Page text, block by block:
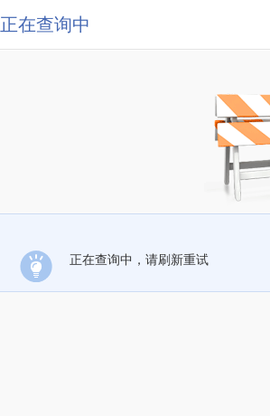
正在查询中
正在查询中，请刷新重试